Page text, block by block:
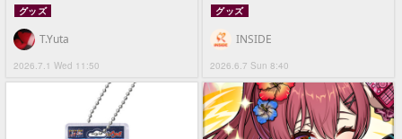
グッズ
2026.7.1 Wed 11:50
T.Yuta
グッズ
2026.6.7 Sun 8:40
INSIDE